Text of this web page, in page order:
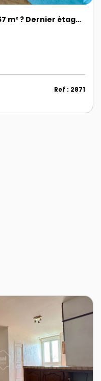
NÎMES ? Appartement T2 de 67 m² ? Dernier étage, proche Écusson
Ref : 2871